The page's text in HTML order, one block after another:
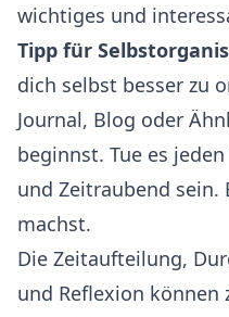
wichtiges und
Tipp für
dich selbst besser zu
Journal, Blog oder
beginnst. Tue es
und Zeitraubend sein.
machst.
Die Zeitaufteilung,
und Reflexion können